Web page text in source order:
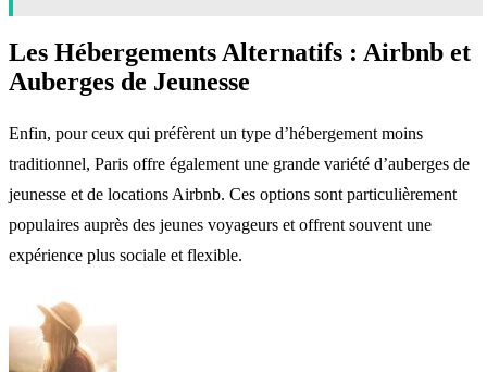
Les Hébergements Alternatifs : Airbnb et
Auberges de Jeunesse
Enfin, pour ceux qui préfèrent un type d’hébergement moins
traditionnel, Paris offre également une grande variété d’auberges de
jeunesse et de locations Airbnb. Ces options sont particulièrement
populaires auprès des jeunes voyageurs et offrent souvent une
expérience plus sociale et flexible.